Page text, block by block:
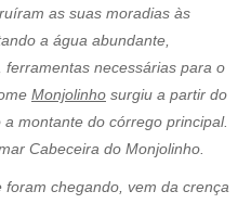
as suas moradias às
a água abundante,
necessárias para o
Monjolinho surgiu a partir do
montante do córrego principal.
Cabeceira do Monjolinho.
chegando, vem da crença